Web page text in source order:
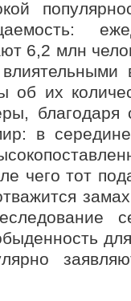
6,2 млн
об их
благодаря
в
чего тот